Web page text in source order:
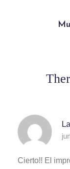
Cierto!! El